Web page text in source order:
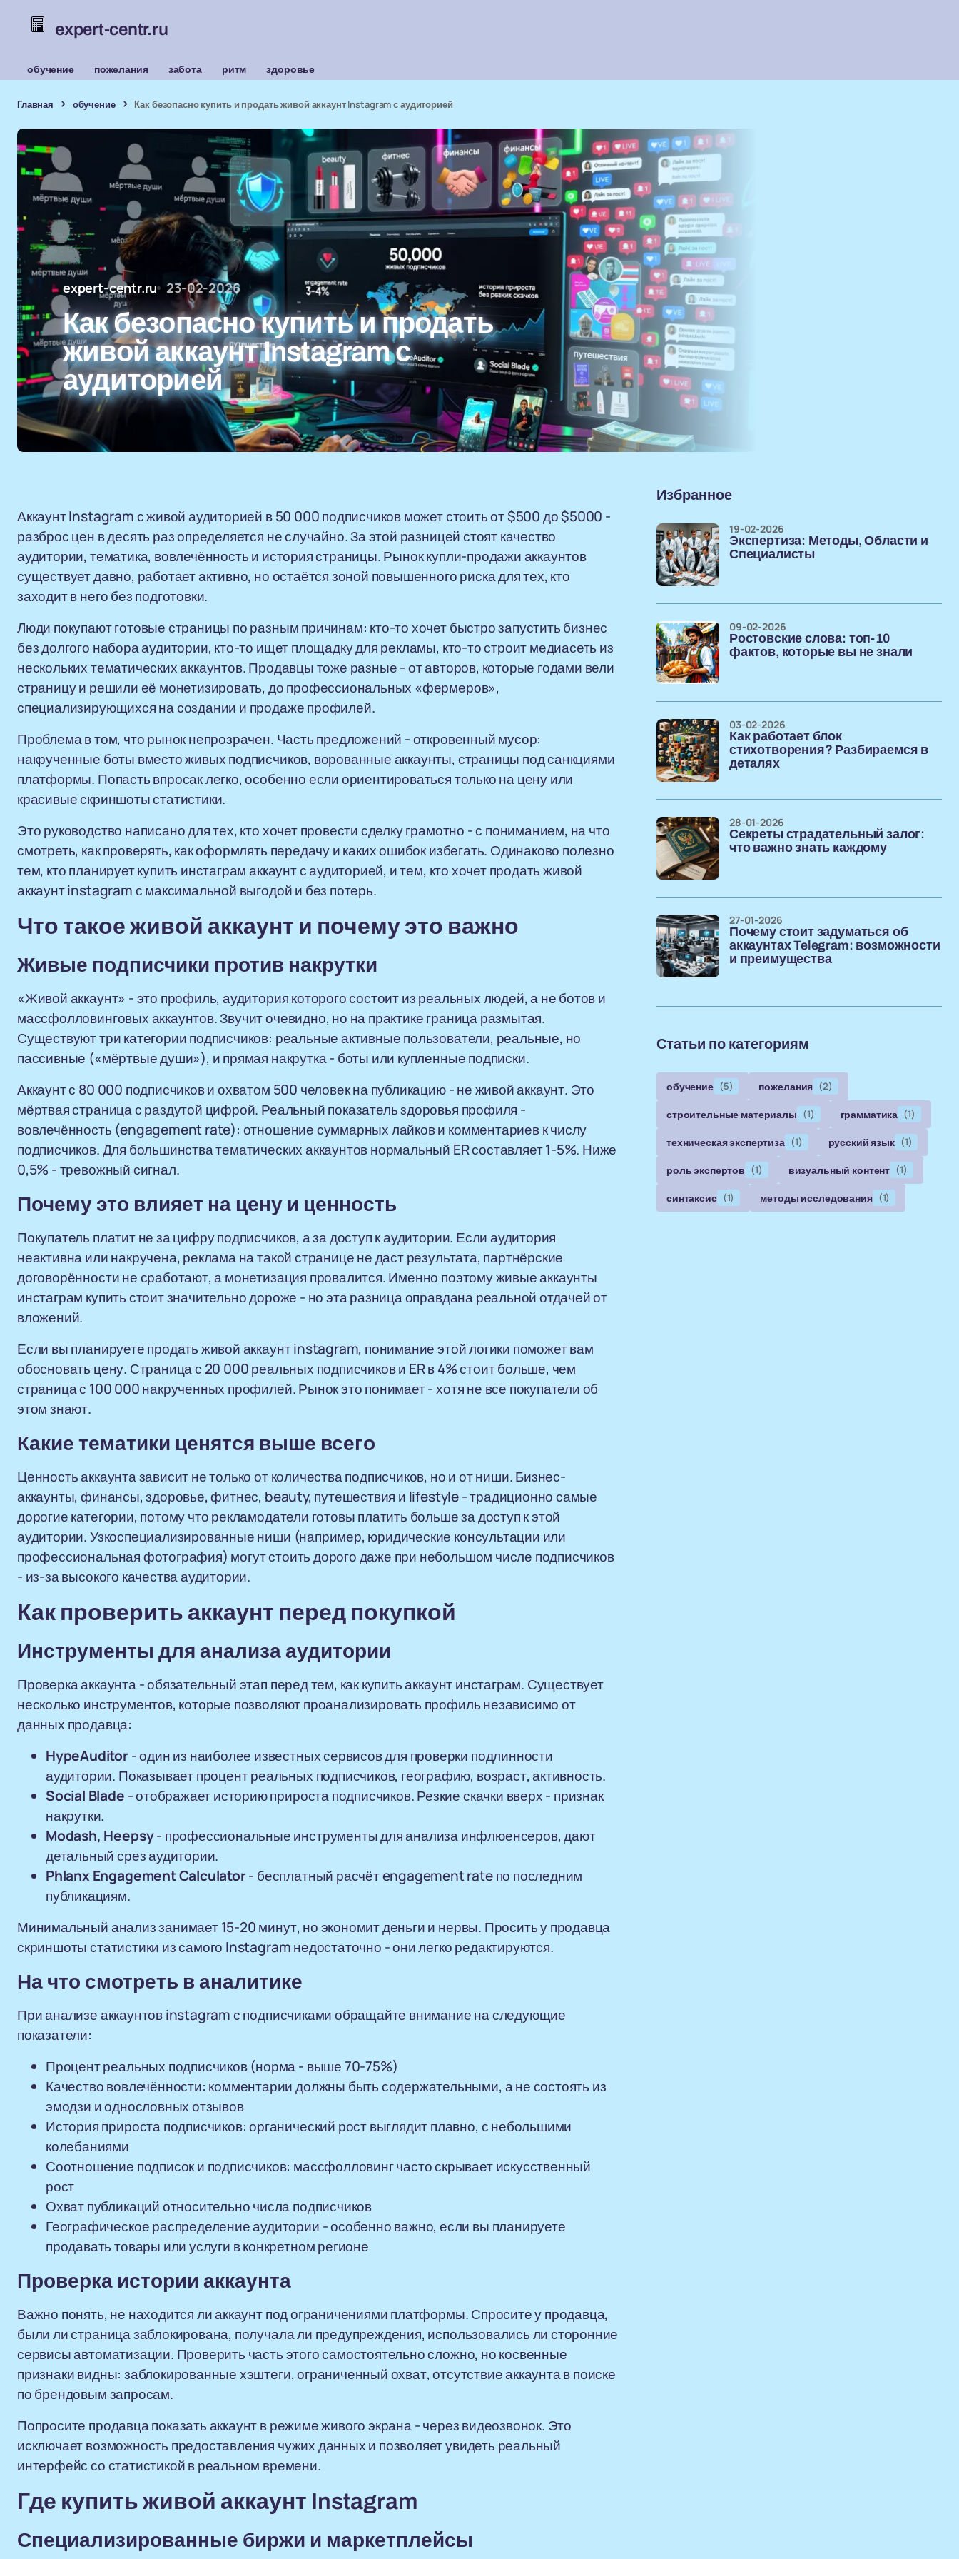
expert-centr.ru
обучение пожелания забота ритм здоровье
Главная обучение Как безопасно купить и продать живой аккаунт Instagram с аудиторией
expert-centr.ru 23-02-2026
Как безопасно купить и продать
живой аккаунт Instagram с
аудиторией
Аккаунт Instagram с живой аудиторией в 50 000 подписчиков может стоить от $500 до $5000 -
разброс цен в десять раз определяется не случайно. За этой разницей стоят качество
аудитории, тематика, вовлечённость и история страницы. Рынок купли-продажи аккаунтов
существует давно, работает активно, но остаётся зоной повышенного риска для тех, кто
заходит в него без подготовки.
Люди покупают готовые страницы по разным причинам: кто-то хочет быстро запустить бизнес
без долгого набора аудитории, кто-то ищет площадку для рекламы, кто-то строит медиасеть из
нескольких тематических аккаунтов. Продавцы тоже разные - от авторов, которые годами вели
страницу и решили её монетизировать, до профессиональных «фермеров»,
специализирующихся на создании и продаже профилей.
Проблема в том, что рынок непрозрачен. Часть предложений - откровенный мусор:
накрученные боты вместо живых подписчиков, ворованные аккаунты, страницы под санкциями
платформы. Попасть впросак легко, особенно если ориентироваться только на цену или
красивые скриншоты статистики.
Это руководство написано для тех, кто хочет провести сделку грамотно - с пониманием, на что
смотреть, как проверять, как оформлять передачу и каких ошибок избегать. Одинаково полезно
тем, кто планирует купить инстаграм аккаунт с аудиторией, и тем, кто хочет продать живой
аккаунт instagram с максимальной выгодой и без потерь.
Что такое живой аккаунт и почему это важно
Живые подписчики против накрутки
«Живой аккаунт» - это профиль, аудитория которого состоит из реальных людей, а не ботов и
массфолловинговых аккаунтов. Звучит очевидно, но на практике граница размытая.
Существуют три категории подписчиков: реальные активные пользователи, реальные, но
пассивные («мёртвые души»), и прямая накрутка - боты или купленные подписки.
Аккаунт с 80 000 подписчиков и охватом 500 человек на публикацию - не живой аккаунт. Это
мёртвая страница с раздутой цифрой. Реальный показатель здоровья профиля -
вовлечённость (engagement rate): отношение суммарных лайков и комментариев к числу
подписчиков. Для большинства тематических аккаунтов нормальный ER составляет 1-5%. Ниже
0,5% - тревожный сигнал.
Почему это влияет на цену и ценность
Покупатель платит не за цифру подписчиков, а за доступ к аудитории. Если аудитория
неактивна или накручена, реклама на такой странице не даст результата, партнёрские
договорённости не сработают, а монетизация провалится. Именно поэтому живые аккаунты
инстаграм купить стоит значительно дороже - но эта разница оправдана реальной отдачей от
вложений.
Если вы планируете продать живой аккаунт instagram, понимание этой логики поможет вам
обосновать цену. Страница с 20 000 реальных подписчиков и ER в 4% стоит больше, чем
страница с 100 000 накрученных профилей. Рынок это понимает - хотя не все покупатели об
этом знают.
Какие тематики ценятся выше всего
Ценность аккаунта зависит не только от количества подписчиков, но и от ниши. Бизнес-
аккаунты, финансы, здоровье, фитнес, beauty, путешествия и lifestyle - традиционно самые
дорогие категории, потому что рекламодатели готовы платить больше за доступ к этой
аудитории. Узкоспециализированные ниши (например, юридические консультации или
профессиональная фотография) могут стоить дорого даже при небольшом числе подписчиков
- из-за высокого качества аудитории.
Как проверить аккаунт перед покупкой
Инструменты для анализа аудитории
Проверка аккаунта - обязательный этап перед тем, как купить аккаунт инстаграм. Существует
несколько инструментов, которые позволяют проанализировать профиль независимо от
данных продавца:
HypeAuditor- один из наиболее известных сервисов для проверки подлинности
аудитории. Показывает процент реальных подписчиков, географию, возраст, активность.
Social Blade - отображает историю прироста подписчиков. Резкие скачки вверх - признак
накрутки.
Modash, Heepsy- профессиональные инструменты для анализа инфлюенсеров, дают
детальный срез аудитории.
Phlanx Engagement Calculator- бесплатный расчёт engagement rate по последним
публикациям.
Минимальный анализ занимает 15-20 минут, но экономит деньги и нервы. Просить у продавца
скриншоты статистики из самого Instagram недостаточно - они легко редактируются.
На что смотреть в аналитике
При анализе аккаунтов instagram с подписчиками обращайте внимание на следующие
показатели:
Процент реальных подписчиков (норма - выше 70-75%)
Качество вовлечённости: комментарии должны быть содержательными, а не состоять из
эмодзи и однословных отзывов
История прироста подписчиков: органический рост выглядит плавно, с небольшими
колебаниями
Соотношение подписок и подписчиков: массфолловинг часто скрывает искусственный
рост
Охват публикаций относительно числа подписчиков
Географическое распределение аудитории - особенно важно, если вы планируете
продавать товары или услуги в конкретном регионе
Проверка истории аккаунта
Важно понять, не находится ли аккаунт под ограничениями платформы. Спросите у продавца,
были ли страница заблокирована, получала ли предупреждения, использовались ли сторонние
сервисы автоматизации. Проверить часть этого самостоятельно сложно, но косвенные
признаки видны: заблокированные хэштеги, ограниченный охват, отсутствие аккаунта в поиске
по брендовым запросам.
Попросите продавца показать аккаунт в режиме живого экрана - через видеозвонок. Это
исключает возможность предоставления чужих данных и позволяет увидеть реальный
интерфейс со статистикой в реальном времени.
Где купить живой аккаунт Instagram
Специализированные биржи и маркетплейсы
Избранное
Экспертиза: Методы, Области и
Специалисты
19-02-2026
Ростовские слова: топ-10
фактов, которые вы не знали
09-02-2026
Как работает блок
стихотворения? Разбираемся в
деталях
03-02-2026
Секреты страдательный залог:
что важно знать каждому
28-01-2026
Почему стоит задуматься об
аккаунтах Telegram: возможности
и преимущества
27-01-2026
Статьи по категориям
обучение (5) пожелания (2)
строительные материалы (1) грамматика (1)
техническая экспертиза (1) русский язык (1)
роль экспертов (1) визуальный контент (1)
синтаксис (1) методы исследования (1)